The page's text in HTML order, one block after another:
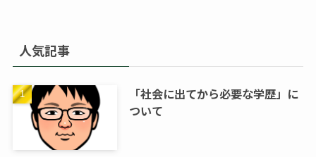
人気記事
「社会に出てから必要な学歴」に
ついて